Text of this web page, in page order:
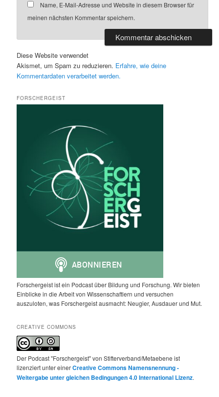
Name, E-Mail-Adresse und Website in diesem Browser für
meinen nächsten Kommentar speichern.
Diese Website verwendet
Akismet, um Spam zu reduzieren. Erfahre, wie deine
Kommentardaten verarbeitet werden.
FORSCHERGEIST
Forschergeist ist ein Podcast über Bildung und Forschung. Wir bieten
Einblicke in die Arbeit von Wissenschaftlern und versuchen
auszuloten, was Forschergeist ausmacht: Neugier, Ausdauer und Mut.
CREATIVE COMMONS
Der Podcast "Forschergeist" von Stifterverband/Metaebene ist
lizenziert unter einerCreative Commons Namensnennung -
Weitergabe unter gleichen Bedingungen 4.0 International Lizenz.